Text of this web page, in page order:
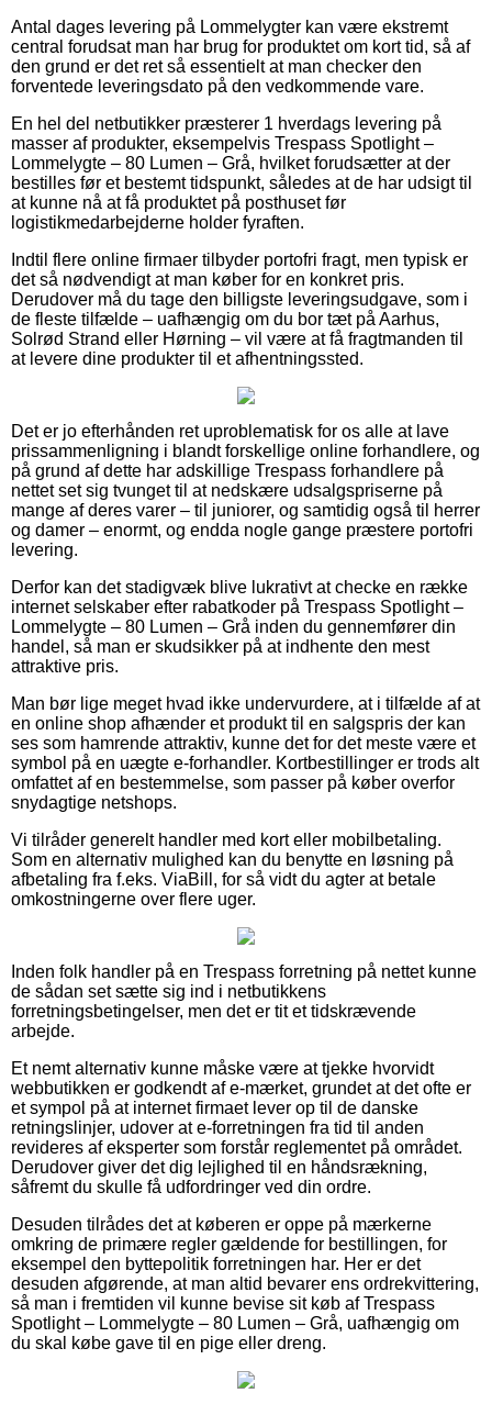
Antal dages levering på Lommelygter kan være ekstremt
central forudsat man har brug for produktet om kort tid, så af
den grund er det ret så essentielt at man checker den
forventede leveringsdato på den vedkommende vare.
En hel del netbutikker præsterer 1 hverdags levering på
masser af produkter, eksempelvis Trespass Spotlight –
Lommelygte – 80 Lumen – Grå, hvilket forudsætter at der
bestilles før et bestemt tidspunkt, således at de har udsigt til
at kunne nå at få produktet på posthuset før
logistikmedarbejderne holder fyraften.
Indtil flere online firmaer tilbyder portofri fragt, men typisk er
det så nødvendigt at man køber for en konkret pris.
Derudover må du tage den billigste leveringsudgave, som i
de fleste tilfælde – uafhængig om du bor tæt på Aarhus,
Solrød Strand eller Hørning – vil være at få fragtmanden til
at levere dine produkter til et afhentningssted.
Det er jo efterhånden ret uproblematisk for os alle at lave
prissammenligning i blandt forskellige online forhandlere, og
på grund af dette har adskillige Trespass forhandlere på
nettet set sig tvunget til at nedskære udsalgspriserne på
mange af deres varer – til juniorer, og samtidig også til herrer
og damer – enormt, og endda nogle gange præstere portofri
levering.
Derfor kan det stadigvæk blive lukrativt at checke en række
internet selskaber efter rabatkoder på Trespass Spotlight –
Lommelygte – 80 Lumen – Grå inden du gennemfører din
handel, så man er skudsikker på at indhente den mest
attraktive pris.
Man bør lige meget hvad ikke undervurdere, at i tilfælde af at
en online shop afhænder et produkt til en salgspris der kan
ses som hamrende attraktiv, kunne det for det meste være et
symbol på en uægte e-forhandler. Kortbestillinger er trods alt
omfattet af en bestemmelse, som passer på køber overfor
snydagtige netshops.
Vi tilråder generelt handler med kort eller mobilbetaling.
Som en alternativ mulighed kan du benytte en løsning på
afbetaling fra f.eks. ViaBill, for så vidt du agter at betale
omkostningerne over flere uger.
Inden folk handler på en Trespass forretning på nettet kunne
de sådan set sætte sig ind i netbutikkens
forretningsbetingelser, men det er tit et tidskrævende
arbejde.
Et nemt alternativ kunne måske være at tjekke hvorvidt
webbutikken er godkendt af e-mærket, grundet at det ofte er
et sympol på at internet firmaet lever op til de danske
retningslinjer, udover at e-forretningen fra tid til anden
revideres af eksperter som forstår reglementet på området.
Derudover giver det dig lejlighed til en håndsrækning,
såfremt du skulle få udfordringer ved din ordre.
Desuden tilrådes det at køberen er oppe på mærkerne
omkring de primære regler gældende for bestillingen, for
eksempel den byttepolitik forretningen har. Her er det
desuden afgørende, at man altid bevarer ens ordrekvittering,
så man i fremtiden vil kunne bevise sit køb af Trespass
Spotlight – Lommelygte – 80 Lumen – Grå, uafhængig om
du skal købe gave til en pige eller dreng.